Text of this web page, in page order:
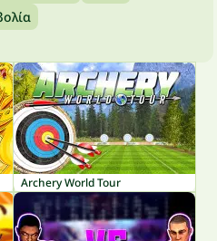
Archery World Tour